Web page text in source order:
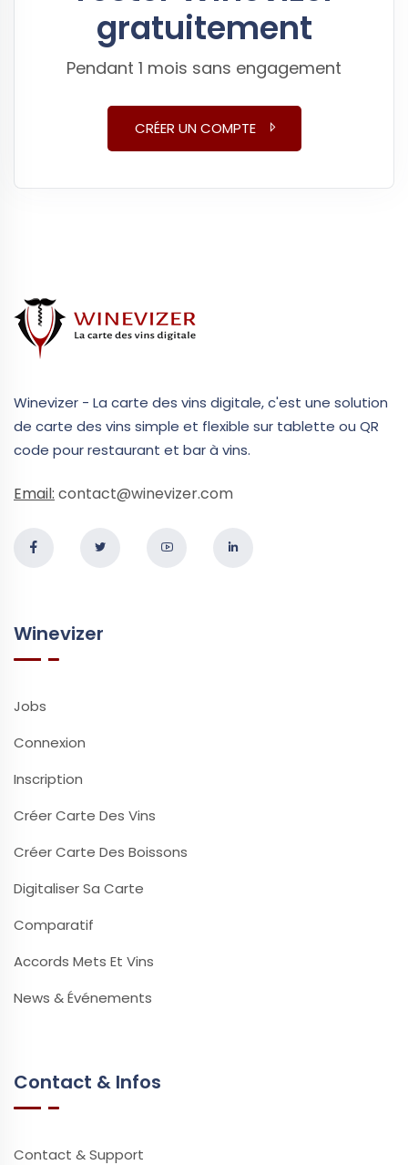
gratuitement
Pendant 1 mois sans engagement
CRÉER UN COMPTE
Winevizer - La carte des vins digitale, c'est une solution
de carte des vins simple et flexible sur tablette ou QR
code pour restaurant et bar à vins.
Email: contact@winevizer.com
Winevizer
Jobs
Connexion
Inscription
Créer Carte Des Vins
Créer Carte Des Boissons
Digitaliser Sa Carte
Comparatif
Accords Mets Et Vins
News & Événements
Contact & Infos
Contact & Support